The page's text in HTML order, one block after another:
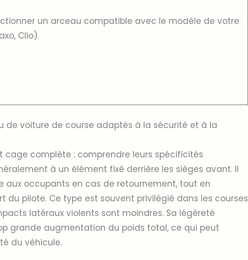
un arceau compatible avec le modèle de votre
Clio).
de voiture de course adaptés à la sécurité et à la
cage complète : comprendre leurs spécificités
à un élément fixé derrière les sièges avant. Il
aux occupants en cas de retournement, tout en
du pilote. Ce type est souvent privilégié dans les courses
latéraux violents sont moindres. Sa légèreté
grande augmentation du poids total, ce qui peut
du véhicule.